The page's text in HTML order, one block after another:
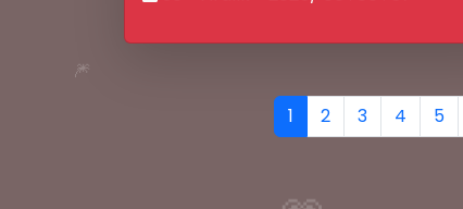
🎆
1 2 3 4 5